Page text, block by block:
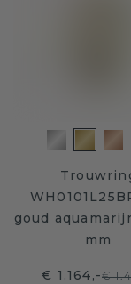
goud
mm
€ 1.164,-€